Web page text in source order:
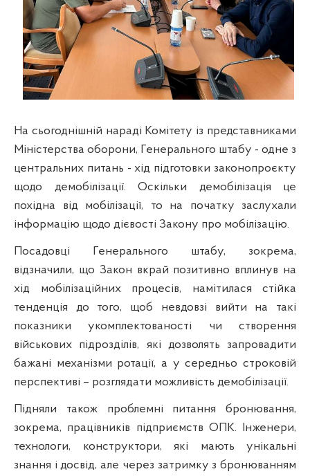
На сьогоднішній нараді Комітету із представниками
Міністерства оборони, Генерального штабу - одне з
центральних питань - хід підготовки законопроєкту
щодо демобілізації. Оскільки демобілізація це
похідна від мобілізації, то на початку заслухали
інформацію щодо дієвості Закону про мобілізацію.
Посадовці Генерального штабу, зокрема,
відзначили, що Закон вкрай позитивно вплинув на
хід мобілізаційних процесів, намітилася стійка
тенденція до того, щоб невдовзі вийти на такі
показники укомплектованості чи створення
військових підрозділів, які дозволять запровадити
бажані механізми ротації, а у середньо строковій
перспективі – розглядати можливість демобілізації.
Підняли також проблемні питання бронювання,
зокрема, працівників підприємств ОПК. Інженери,
технологи, конструктори, які мають унікальні
знання і досвід, але через затримку з бронюванням